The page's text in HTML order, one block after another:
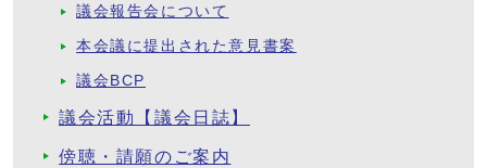
議会報告会について
本会議に提出された意見書案
議会BCP
議会活動【議会日誌】
傍聴・請願のご案内